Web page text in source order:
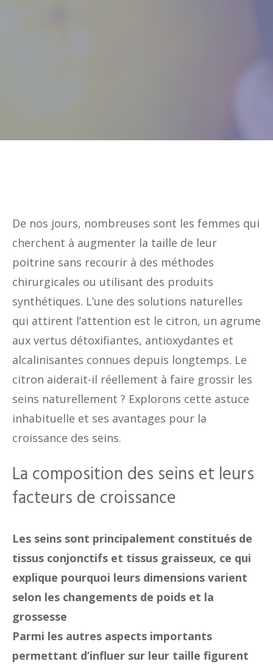
De nos jours, nombreuses sont les femmes qui
cherchent à augmenter la taille de leur
poitrine sans recourir à des méthodes
chirurgicales ou utilisant des produits
synthétiques. L’une des solutions naturelles
qui attirent l’attention est le citron, un agrume
aux vertus détoxifiantes, antioxydantes et
alcalinisantes connues depuis longtemps. Le
citron aiderait-il réellement à faire grossir les
seins naturellement ? Explorons cette astuce
inhabituelle et ses avantages pour la
croissance des seins.
La composition des seins et leurs
facteurs de croissance
Les seins sont principalement constitués de
tissus conjonctifs et tissus graisseux, ce qui
explique pourquoi leurs dimensions varient
selon les changements de poids et la
grossesse
Parmi les autres aspects importants
permettant d’influer sur leur taille figurent